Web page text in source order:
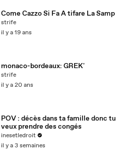
Come Cazzo Si Fa A tifare La Samp
strife
il y a 19 ans
monaco-bordeaux: GREK'
strife
il y a 20 ans
POV : décès dans ta famille donc tu
veux prendre des congés
inesetledroit
il y a 3 semaines